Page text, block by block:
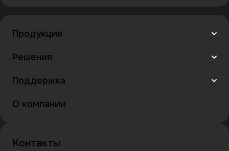
Продукция
Решения
Поддержка
О компании
Контакты